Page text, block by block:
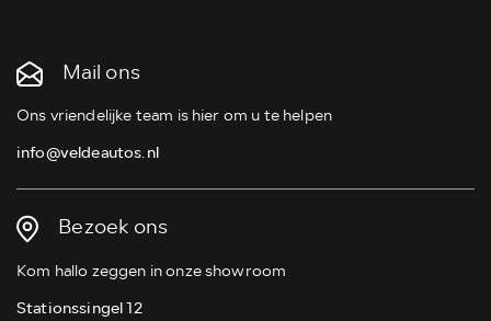
Mail ons
Ons vriendelijke team is hier om u te helpen
info@veldeautos.nl
Bezoek ons
Kom hallo zeggen in onze showroom
Stationssingel 12